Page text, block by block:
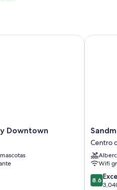
Downtown
Calgary
Hotel
Centro
de
Centro
Wifi
8.6
de
8.6